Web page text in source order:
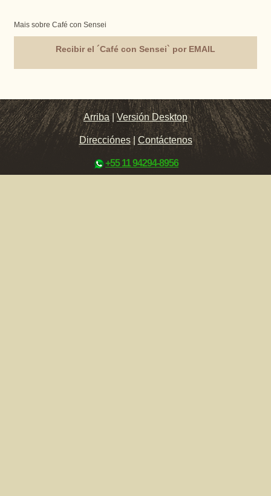
Mais sobre Café con Sensei
Recibir el ´Café con Sensei` por EMAIL
Arriba |Versión Desktop
Direcciónes| Contáctenos
+55 11 94294-8956